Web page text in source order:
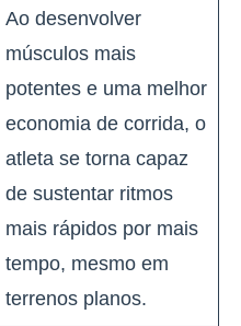
Ao desenvolver
músculos mais
potentes e uma melhor
economia de corrida, o
atleta se torna capaz
de sustentar ritmos
mais rápidos por mais
tempo, mesmo em
terrenos planos.